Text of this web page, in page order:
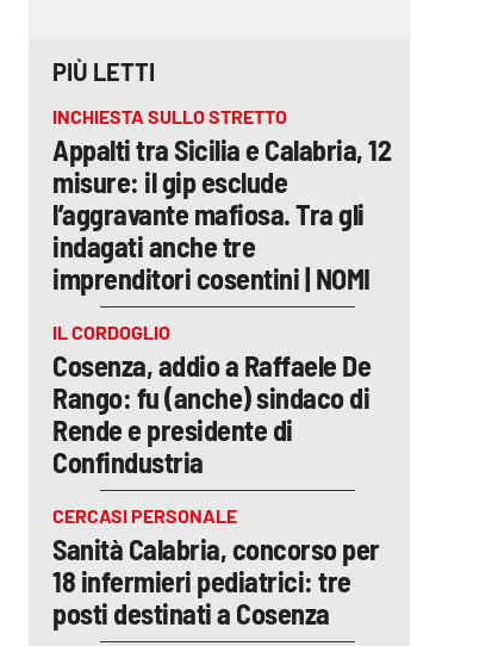
PIÙ LETTI
INCHIESTA SULLO STRETTO
Appalti tra Sicilia e Calabria, 12
misure: il gip esclude
l’aggravante mafiosa. Tra gli
indagati anche tre
imprenditori cosentini | NOMI
IL CORDOGLIO
Cosenza, addio a Raffaele De
Rango: fu (anche) sindaco di
Rende e presidente di
Confindustria
CERCASI PERSONALE
Sanità Calabria, concorso per
18 infermieri pediatrici: tre
posti destinati a Cosenza